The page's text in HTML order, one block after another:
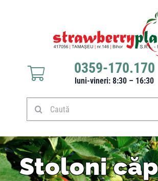
0359-170.170
luni-vineri: 8:30 – 16:30
Răsaduri căpșuni
Stoloni căpșuni
Produse
Stoloni